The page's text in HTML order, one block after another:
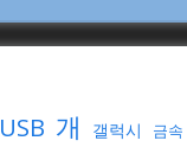
USB 개 갤럭시 금속